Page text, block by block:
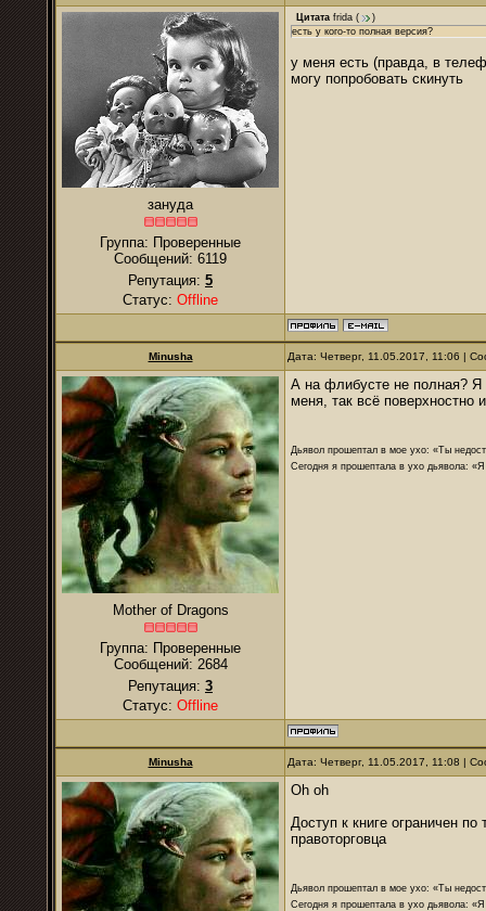
зануда
Группа: Проверенные
Сообщений: 6119
Репутация: 5
Статус: Offline
Цитата frida (
)
есть у кого-то полная версия?
у меня есть (правда, в
могу попробовать скинуть
Minusha Дата: Четверг, 11.05.2017, 11:06 |
Mother of Dragons
Группа: Проверенные
Сообщений: 2684
Репутация: 3
Статус: Offline
А на флибусте не полная? Я
меня, так всё поверхностно
Дьявол прошептал в мое ухо: «Ты
Сегодня я прошептала в ухо дьявола:
Minusha Дата: Четверг, 11.05.2017, 11:08 |
Оh oh
Доступ к книге ограничен по
правоторговца
Дьявол прошептал в мое ухо: «Ты
Сегодня я прошептала в ухо дьявола: